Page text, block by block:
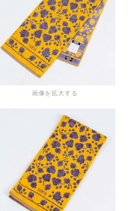
画像を拡大する